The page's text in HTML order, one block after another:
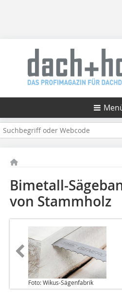
Bimetall-
von Stammholz
Foto: Wikus-Sägenfabrik